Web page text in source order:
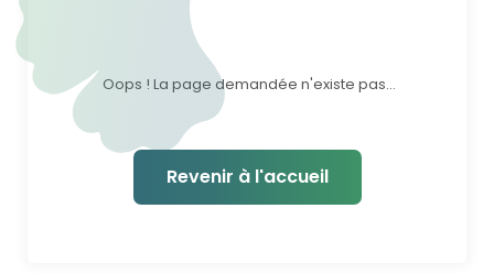
Oops ! La page demandée n'existe pas...
Revenir à l'accueil